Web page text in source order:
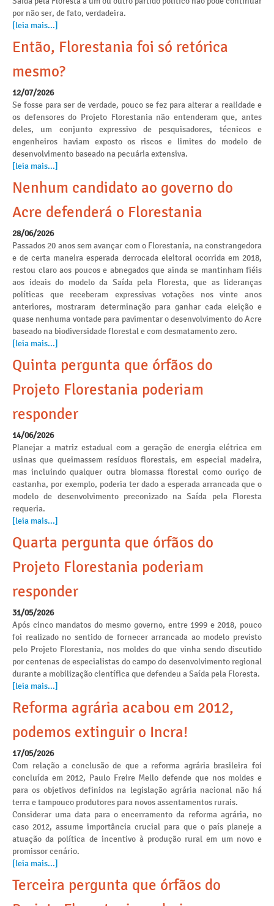
por não ser, de fato, verdadeira.
[leia mais...]
Então, Florestania foi só retórica
mesmo?
12/07/2026
Se fosse para ser de verdade, pouco se fez para alterar a realidade e
os defensores do Projeto Florestania não entenderam que, antes
deles, um conjunto expressivo de pesquisadores, técnicos e
engenheiros haviam exposto os riscos e limites do modelo de
desenvolvimento baseado na pecuária extensiva.
[leia mais...]
Nenhum candidato ao governo do
Acre defenderá o Florestania
28/06/2026
Passados 20 anos sem avançar com o Florestania, na constrangedora
e de certa maneira esperada derrocada eleitoral ocorrida em 2018,
restou claro aos poucos e abnegados que ainda se mantinham fiéis
aos ideais do modelo da Saída pela Floresta, que as lideranças
políticas que receberam expressivas votações nos vinte anos
anteriores, mostraram determinação para ganhar cada eleição e
quase nenhuma vontade para pavimentar o desenvolvimento do Acre
baseado na biodiversidade florestal e com desmatamento zero.
[leia mais...]
Quinta pergunta que órfãos do
Projeto Florestania poderiam
responder
14/06/2026
Planejar a matriz estadual com a geração de energia elétrica em
usinas que queimassem resíduos florestais, em especial madeira,
mas incluindo qualquer outra biomassa florestal como ouriço de
castanha, por exemplo, poderia ter dado a esperada arrancada que o
modelo de desenvolvimento preconizado na Saída pela Floresta
requeria.
[leia mais...]
Quarta pergunta que órfãos do
Projeto Florestania poderiam
responder
31/05/2026
Após cinco mandatos do mesmo governo, entre 1999 e 2018, pouco
foi realizado no sentido de fornecer arrancada ao modelo previsto
pelo Projeto Florestania, nos moldes do que vinha sendo discutido
por centenas de especialistas do campo do desenvolvimento regional
durante a mobilização científica que defendeu a Saída pela Floresta.
[leia mais...]
Reforma agrária acabou em 2012,
podemos extinguir o Incra!
17/05/2026
Com relação a conclusão de que a reforma agrária brasileira foi
concluída em 2012, Paulo Freire Mello defende que nos moldes e
para os objetivos definidos na legislação agrária nacional não há
terra e tampouco produtores para novos assentamentos rurais.
Considerar uma data para o encerramento da reforma agrária, no
caso 2012, assume importância crucial para que o país planeje a
atuação da política de incentivo à produção rural em um novo e
promissor cenário.
[leia mais...]
Terceira pergunta que órfãos do